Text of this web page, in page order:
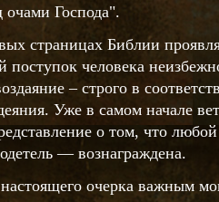
очами Господа".
страницах Библии
поступок человека
– строго в
Уже в самом начале
о том, что любой
— вознаграждена.
очерка важным